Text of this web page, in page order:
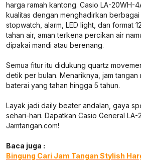
harga ramah kantong. Casio LA-20WH-
kualitas dengan menghadirkan
stopwatch, alarm, LED light, dan format
tahan air, aman terkena percikan air
dipakai mandi atau berenang.
Semua fitur itu didukung quartz
detik per bulan. Menariknya, jam tangan
baterai yang tahan hingga 5 tahun.
Layak jadi daily beater andalan, gaya
sehari-hari. Dapatkan Casio General LA-
Jamtangan.com!
Baca juga :
Bingung Cari Jam Tangan Stylish